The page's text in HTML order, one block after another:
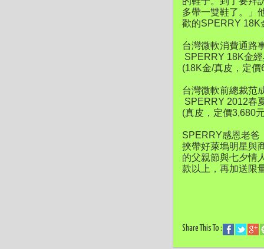
多帶一雙鞋了。」
歡的SPERRY 18K
台灣微軟消費通路
SPERRY 18K金
(18K金/真皮，定價
台灣微軟前總裁范
SPERRY 2012春
(真皮，定價3,680
SPERRY感恩老爸
挾帶好萊塢明星與
的父親節與七夕情
款以上，再加送限
Share This To :